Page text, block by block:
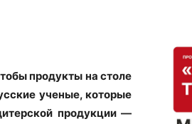
продукты на столе
ученые, которые
продукции —